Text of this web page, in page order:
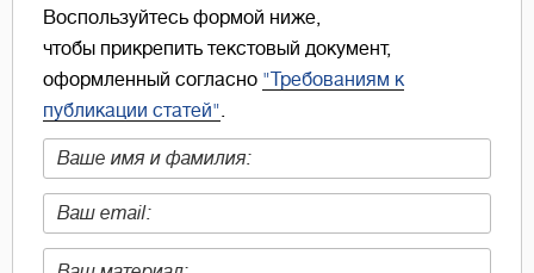
Воспользуйтесь формой ниже,
чтобы прикрепить текстовый документ,
оформленный согласно "Требованиям к
публикации статей"